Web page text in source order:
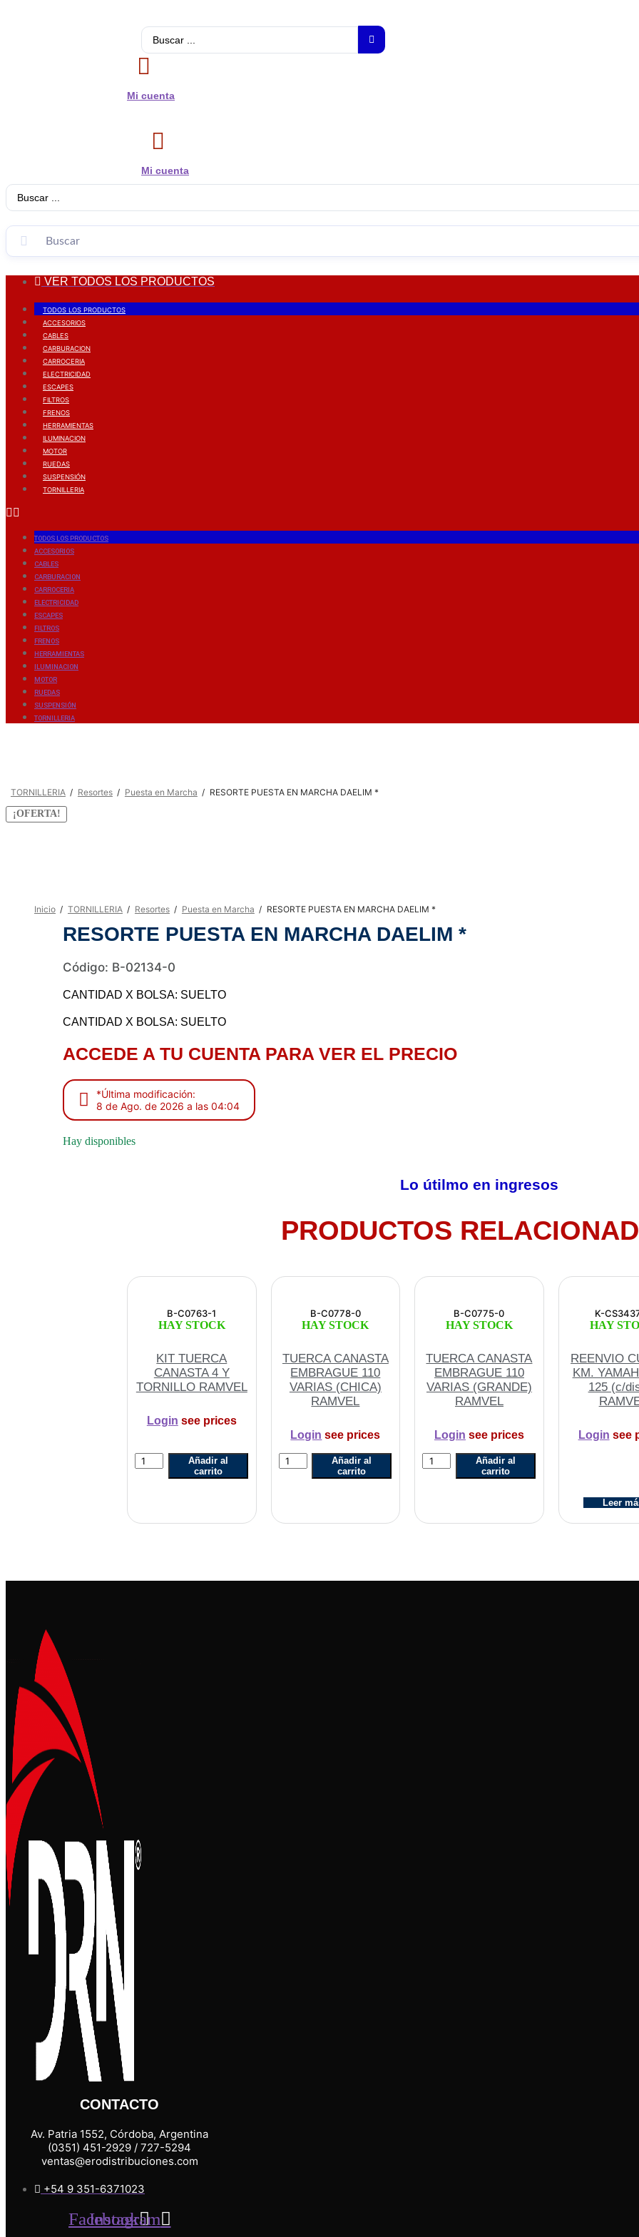
Search
Mi cuenta
Mi cuenta
Search
VER TODOS LOS PRODUCTOS
TODOS LOS PRODUCTOS
ACCESORIOS
CABLES
CARBURACION
CARROCERIA
ELECTRICIDAD
ESCAPES
FILTROS
FRENOS
HERRAMIENTAS
ILUMINACION
MOTOR
RUEDAS
SUSPENSIÓN
TORNILLERIA
TODOS LOS PRODUCTOS
ACCESORIOS
CABLES
CARBURACION
CARROCERIA
ELECTRICIDAD
ESCAPES
FILTROS
FRENOS
HERRAMIENTAS
ILUMINACION
MOTOR
RUEDAS
SUSPENSIÓN
TORNILLERIA
TORNILLERIA / Resortes / Puesta en Marcha / RESORTE PUESTA EN MARCHA DAELIM *
¡OFERTA!
Inicio / TORNILLERIA / Resortes / Puesta en Marcha / RESORTE PUESTA EN MARCHA DAELIM *
RESORTE PUESTA EN MARCHA DAELIM *
Código: B-02134-0
CANTIDAD X BOLSA: SUELTO
CANTIDAD X BOLSA: SUELTO
ACCEDE A TU CUENTA PARA VER EL PRECIO
*Última modificación:
8 de Ago. de 2026 a las 04:04
Hay disponibles
Lo útilmo en ingresos
PRODUCTOS
B-C0763-1
HAY STOCK
KIT TUERCA
CANASTA 4 Y
TORNILLO RAMVEL
Login see prices
KIT
TUERCA
TORNILLO
Añadir al
carrito
B-C0778-0
HAY STOCK
TUERCA CANASTA
EMBRAGUE 110
VARIAS (CHICA)
RAMVEL
Login see prices
TUERCA
CANASTA
(CHICA)
Añadir al
carrito
B-C0775-0
HAY STOCK
TUERCA CANASTA
EMBRAGUE 110
VARIAS (GRANDE)
RAMVEL
Login see prices
TUERCA
CANASTA
(GRANDE)
Añadir al
carrito
K-
HAY
REENVIO
KM.
125 (c/
Login see
Leer
CONTACTO
Av. Patria 1552, Córdoba, Argentina
(0351) 451-2929 / 727-5294
ventas@erodistribuciones.com
+54 9 351-6371023
Facebook
Instagram